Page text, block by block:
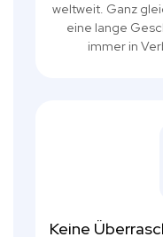
weltweit. Ganz
eine lange
immer in
Keine